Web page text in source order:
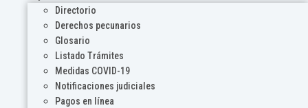
Directorio
Derechos pecunarios
Glosario
Listado Trámites
Medidas COVID-19
Notificaciones judiciales
Pagos en línea